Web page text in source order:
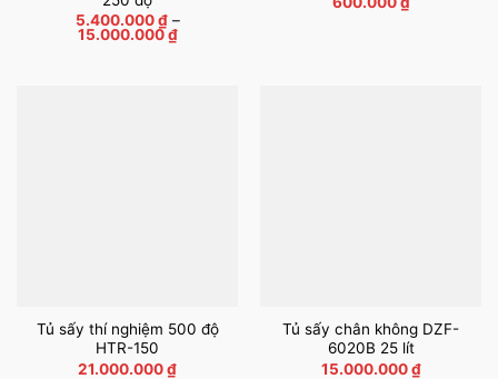
5.400.000₫ –
15.000.000₫Khoảng
giá:
Tủ sấy thí nghiệm 500 độ
HTR-150
21.000.000₫
Tủ sấy chân không DZF-
6020B 25 lít
15.000.000₫